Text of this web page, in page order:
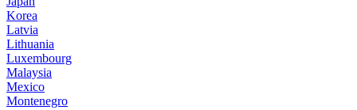
Korea
Latvia
Lithuania
Luxembourg
Malaysia
Mexico
Montenegro